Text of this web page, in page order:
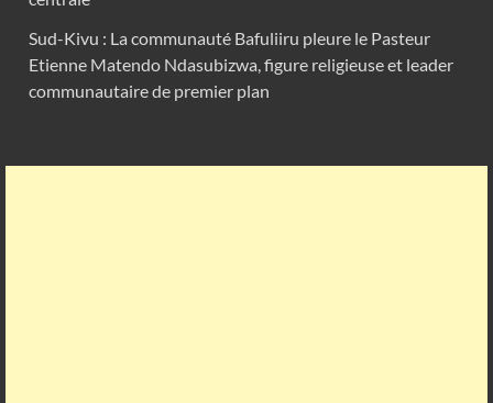
Sud-Kivu : La communauté Bafuliiru pleure le Pasteur
Etienne Matendo Ndasubizwa, figure religieuse et leader
communautaire de premier plan